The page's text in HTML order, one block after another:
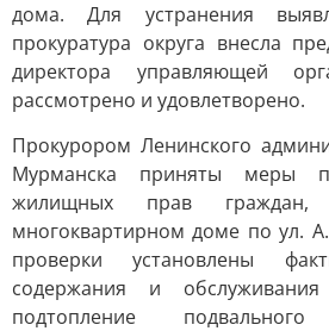
дома. Для устранения
прокуратура округа внесла
директора управляющей
рассмотрено и удовлетворено.
Прокурором Ленинского
Мурманска приняты меры
жилищных прав
многоквартирном доме по ул.
проверки установлены
содержания и
подтопление